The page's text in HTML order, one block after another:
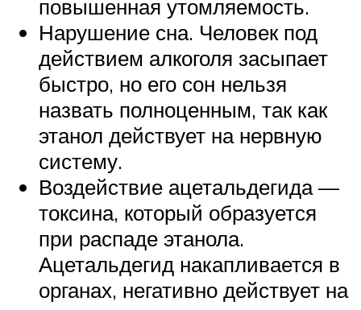
повышенная утомляемость.
Нарушение сна. Человек под
действием алкоголя засыпает
быстро, но его сон нельзя
назвать полноценным, так как
этанол действует на нервную
систему.
Воздействие ацетальдегида —
токсина, который образуется
при распаде этанола.
Ацетальдегид накапливается в
органах, негативно действует на